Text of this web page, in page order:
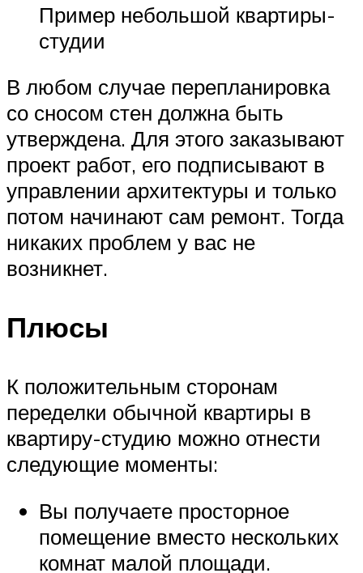
Пример небольшой квартиры-
студии
В любом случае перепланировка
со сносом стен должна быть
утверждена. Для этого заказывают
проект работ, его подписывают в
управлении архитектуры и только
потом начинают сам ремонт. Тогда
никаких проблем у вас не
возникнет.
Плюсы
К положительным сторонам
переделки обычной квартиры в
квартиру-студию можно отнести
следующие моменты:
Вы получаете просторное
помещение вместо нескольких
комнат малой площади.